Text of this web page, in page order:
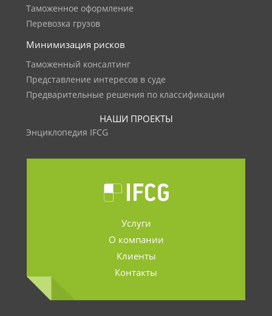
Таможенное оформление
Перевозка грузов
Минимизация рисков
Таможенный консалтинг
Представление интересов в суде
Предварительные решения по классификации
НАШИ ПРОЕКТЫ
Энциклопедия IFCG
Услуги
О компании
Клиенты
Контакты